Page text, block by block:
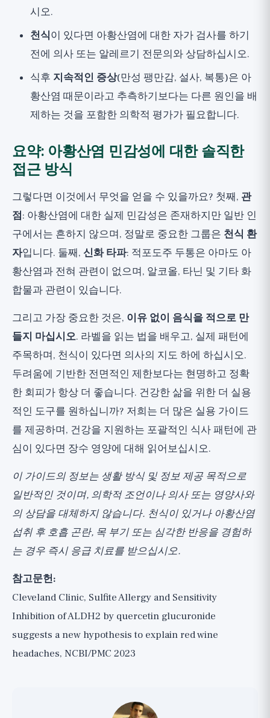
시오.
천식이 있다면 아황산염에 대한 자가 검사를 하기
전에 의사 또는 알레르기 전문의와 상담하십시오.
식후 지속적인 증상(만성 팽만감, 설사, 복통)은 아
황산염 때문이라고 추측하기보다는 다른 원인을 배
제하는 것을 포함한 의학적 평가가 필요합니다.
요약: 아황산염 민감성에 대한 솔직한
접근 방식
그렇다면 이것에서 무엇을 얻을 수 있을까요? 첫째, 관
점: 아황산염에 대한 실제 민감성은 존재하지만 일반 인
구에서는 흔하지 않으며, 정말로 중요한 그룹은 천식 환
자입니다. 둘째, 신화 타파: 적포도주 두통은 아마도 아
황산염과 전혀 관련이 없으며, 알코올, 타닌 및 기타 화
합물과 관련이 있습니다.
그리고 가장 중요한 것은, 이유 없이 음식을 적으로 만
들지 마십시오. 라벨을 읽는 법을 배우고, 실제 패턴에
주목하며, 천식이 있다면 의사의 지도 하에 하십시오.
두려움에 기반한 전면적인 제한보다는 현명하고 정확
한 회피가 항상 더 좋습니다. 건강한 삶을 위한 더 실용
적인 도구를 원하십니까? 저희는 더 많은 실용 가이드
를 제공하며, 건강을 지원하는 포괄적인 식사 패턴에 관
심이 있다면 장수 영양에 대해 읽어보십시오.
이 가이드의 정보는 생활 방식 및 정보 제공 목적으로
일반적인 것이며, 의학적 조언이나 의사 또는 영양사와
의 상담을 대체하지 않습니다. 천식이 있거나 아황산염
섭취 후 호흡 곤란, 목 부기 또는 심각한 반응을 경험하
는 경우 즉시 응급 치료를 받으십시오.
참고문헌:
Cleveland Clinic, Sulfite Allergy and Sensitivity
Inhibition of ALDH2 by quercetin glucuronide
suggests a new hypothesis to explain red wine
headaches, NCBI/PMC 2023